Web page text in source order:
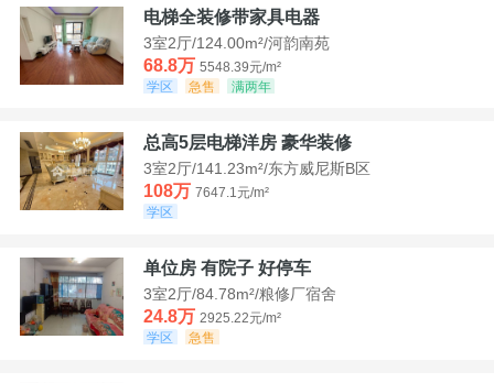
电梯全装修带家具电器
3室2厅/124.00m²/河韵南苑
68.8万 5548.39元/m²
学区
急售 满两年
总高5层电梯洋房 豪华装修
3室2厅/141.23m²/东方威尼斯B区
108万 7647.1元/m²
学区
单位房 有院子 好停车
3室2厅/84.78m²/粮修厂宿舍
24.8万 2925.22元/m²
学区
急售